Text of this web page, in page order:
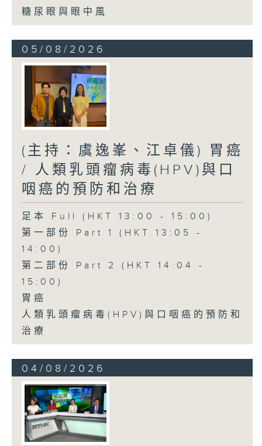
糖尿眼與眼中風
05/08/2026
(主持：虞逸峯、江卓儀) 胃癌
/ 人類乳頭瘤病毒(HPV)與口
咽癌的預防和治療
足本 Full (HKT 13:00 - 15:00)
第一部份 Part 1 (HKT 13:05 -
14:00)
第二部份 Part 2 (HKT 14:04 -
15:00)
胃癌
人類乳頭瘤病毒(HPV)與口咽癌的預防和
治療
04/08/2026